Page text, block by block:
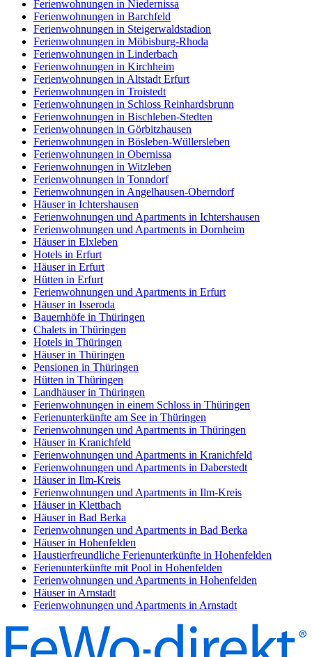
Ferienwohnungen in Niedernissa
Ferienwohnungen in Barchfeld
Ferienwohnungen in Steigerwaldstadion
Ferienwohnungen in Möbisburg-Rhoda
Ferienwohnungen in Linderbach
Ferienwohnungen in Kirchheim
Ferienwohnungen in Altstadt Erfurt
Ferienwohnungen in Troistedt
Ferienwohnungen in Schloss Reinhardsbrunn
Ferienwohnungen in Bischleben-Stedten
Ferienwohnungen in Görbitzhausen
Ferienwohnungen in Bösleben-Wüllersleben
Ferienwohnungen in Obernissa
Ferienwohnungen in Witzleben
Ferienwohnungen in Tonndorf
Ferienwohnungen in Angelhausen-Oberndorf
Häuser in Ichtershausen
Ferienwohnungen und Apartments in Ichtershausen
Ferienwohnungen und Apartments in Dornheim
Häuser in Elxleben
Hotels in Erfurt
Häuser in Erfurt
Hütten in Erfurt
Ferienwohnungen und Apartments in Erfurt
Häuser in Isseroda
Bauernhöfe in Thüringen
Chalets in Thüringen
Hotels in Thüringen
Häuser in Thüringen
Pensionen in Thüringen
Hütten in Thüringen
Landhäuser in Thüringen
Ferienwohnungen in einem Schloss in Thüringen
Ferienunterkünfte am See in Thüringen
Ferienwohnungen und Apartments in Thüringen
Häuser in Kranichfeld
Ferienwohnungen und Apartments in Kranichfeld
Ferienwohnungen und Apartments in Daberstedt
Häuser in Ilm-Kreis
Ferienwohnungen und Apartments in Ilm-Kreis
Häuser in Klettbach
Häuser in Bad Berka
Ferienwohnungen und Apartments in Bad Berka
Häuser in Hohenfelden
Haustierfreundliche Ferienunterkünfte in Hohenfelden
Ferienunterkünfte mit Pool in Hohenfelden
Ferienwohnungen und Apartments in Hohenfelden
Häuser in Arnstadt
Ferienwohnungen und Apartments in Arnstadt